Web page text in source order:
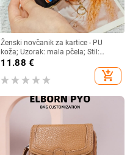
Ženski novčanik za kartice - PU
koža; Uzorak: mala pčela; Stil:
poslovno putovanje; Podstava PU;
11.88 €
add_shopping_cart